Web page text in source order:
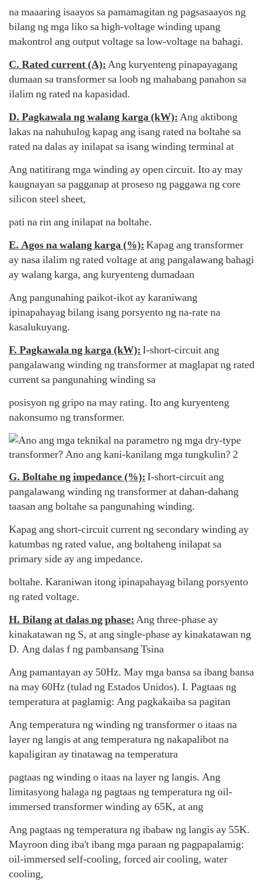
na maaaring isaayos sa pamamagitan ng pagsasaayos ng
bilang ng mga liko sa high-voltage winding upang
makontrol ang output voltage sa low-voltage na bahagi.
C. Rated current (A):Ang kuryenteng pinapayagang
dumaan sa transformer sa loob ng mahabang panahon sa
ilalim ng rated na kapasidad.
D. Pagkawala ng walang karga (kW):Ang aktibong
lakas na nahuhulog kapag ang isang rated na boltahe sa
rated na dalas ay inilapat sa isang winding terminal at
Ang natitirang mga winding ay open circuit. Ito ay may
kaugnayan sa pagganap at proseso ng paggawa ng core
silicon steel sheet,
pati na rin ang inilapat na boltahe.
E. Agos na walang karga (%):Kapag ang transformer
ay nasa ilalim ng rated voltage at ang pangalawang bahagi
ay walang karga, ang kuryenteng dumadaan
Ang pangunahing paikot-ikot ay karaniwang
ipinapahayag bilang isang porsyento ng na-rate na
kasalukuyang.
F. Pagkawala ng karga (kW):I-short-circuit ang
pangalawang winding ng transformer at maglapat ng rated
current sa pangunahing winding sa
posisyon ng gripo na may rating. Ito ang kuryenteng
nakonsumo ng transformer.
G. Boltahe ng impedance (%):I-short-circuit ang
pangalawang winding ng transformer at dahan-dahang
taasan ang boltahe sa pangunahing winding.
Kapag ang short-circuit current ng secondary winding ay
katumbas ng rated value, ang boltaheng inilapat sa
primary side ay ang impedance.
boltahe. Karaniwan itong ipinapahayag bilang porsyento
ng rated voltage.
H. Bilang at dalas ng phase:Ang three-phase ay
kinakatawan ng S, at ang single-phase ay kinakatawan ng
D. Ang dalas f ng pambansang Tsina
Ang pamantayan ay 50Hz. May mga bansa sa ibang bansa
na may 60Hz (tulad ng Estados Unidos). I. Pagtaas ng
temperatura at paglamig: Ang pagkakaiba sa pagitan
Ang temperatura ng winding ng transformer o itaas na
layer ng langis at ang temperatura ng nakapalibot na
kapaligiran ay tinatawag na temperatura
pagtaas ng winding o itaas na layer ng langis. Ang
limitasyong halaga ng pagtaas ng temperatura ng oil-
immersed transformer winding ay 65K, at ang
Ang pagtaas ng temperatura ng ibabaw ng langis ay 55K.
Mayroon ding iba't ibang mga paraan ng pagpapalamig:
oil-immersed self-cooling, forced air cooling, water
cooling,